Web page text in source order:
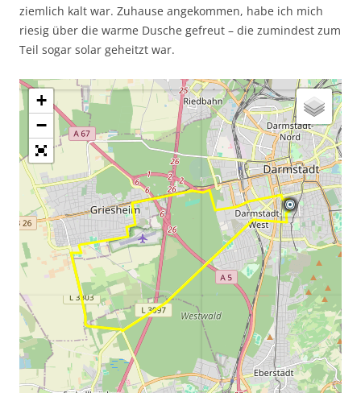
ziemlich kalt war. Zuhause angekommen, habe ich mich
riesig über die warme Dusche gefreut – die zumindest zum
Teil sogar solar geheitzt war.
+
−